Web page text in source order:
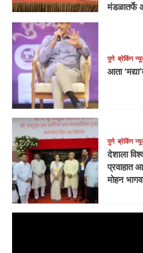
मंडळातर्फे
पुणे ब्रेकिंग
आता
पुणे ब्रेकिंग
देशाला
मोहन